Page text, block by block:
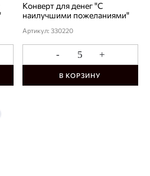
Конверт для денег "С
наилучшими пожеланиями"
Артикул: 330220
- +
В КОРЗИНУ